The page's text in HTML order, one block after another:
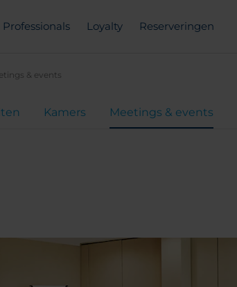
Professionals Loyalty Reserveringen
& events
Kamers Meetings & events